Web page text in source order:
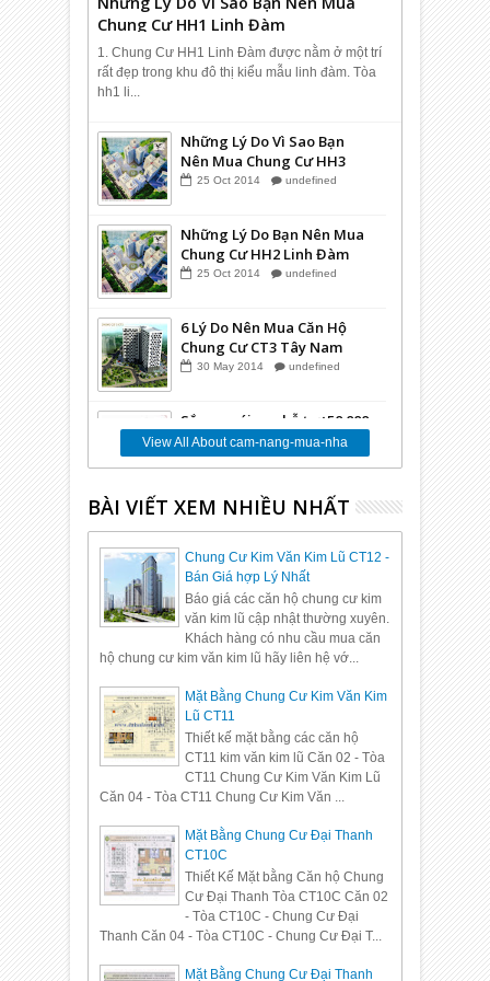
Chung Cư HH1 Linh Đàm
1. Chung Cư HH1 Linh Đàm được nằm ở một trí
rất đẹp trong khu đô thị kiểu mẫu linh đàm. Tòa
hh1 li...
Những Lý Do Vì Sao Bạn
Nên Mua Chung Cư HH3
Linh Đàm
25 Oct 2014 undefined
Những Lý Do Bạn Nên Mua
Chung Cư HH2 Linh Đàm
25 Oct 2014 undefined
6 Lý Do Nên Mua Căn Hộ
Chung Cư CT3 Tây Nam
Linh Đàm
30 May 2014 undefined
Sắp ra gói vay hỗ trợ 50.000
tỷ cho Bất Động Sản
24 Mar 2014 undefined
Những Lý Do Vì Sao Bạn
Nên Mua Căn Hộ Tại Dự án
Chung Cư VP6 Linh Đàm
12 Mar 2014 undefined
View All About cam-nang-mua-nha
BÀI VIẾT XEM NHIỀU NHẤT
Chung Cư Kim Văn Kim Lũ CT12 -
Bán Giá hợp Lý Nhất
Báo giá các căn hộ chung cư kim
văn kim lũ cập nhật thường xuyên.
Khách hàng có nhu cầu mua căn
hộ chung cư kim văn kim lũ hãy liên hệ vớ...
Mặt Bằng Chung Cư Kim Văn Kim
Lũ CT11
Thiết kế mặt bằng các căn hộ
CT11 kim văn kim lũ Căn 02 - Tòa
CT11 Chung Cư Kim Văn Kim Lũ
Căn 04 - Tòa CT11 Chung Cư Kim Văn ...
Mặt Bằng Chung Cư Đại Thanh
CT10C
Thiết Kế Mặt bằng Căn hộ Chung
Cư Đại Thanh Tòa CT10C Căn 02
- Tòa CT10C - Chung Cư Đại
Thanh Căn 04 - Tòa CT10C - Chung Cư Đại T...
Mặt Bằng Chung Cư Đại Thanh